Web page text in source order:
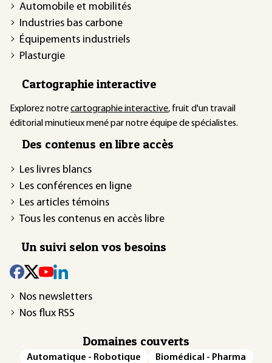
Automobile et mobilités
Industries bas carbone
Équipements industriels
Plasturgie
Cartographie interactive
Explorez notrecartographie interactive, fruit d'un travail
éditorial minutieux mené par notre équipe de spécialistes.
Des contenus en libre accès
Les livres blancs
Les conférences en ligne
Les articles témoins
Tous les contenus en accès libre
Un suivi selon vos besoins
Nos newsletters
Nos flux RSS
Domaines couverts
Automatique - Robotique
Biomédical - Pharma